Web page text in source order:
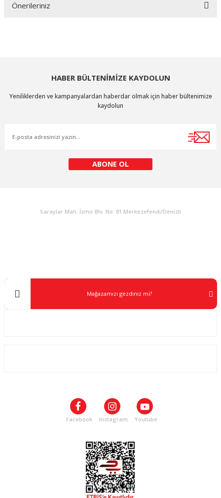
Önerileriniz
Ürün açıklamasında eksik bilgiler bulunuyor.
Gönder
HABER BÜLTENİMİZE KAYDOLUN
Yeniliklerden ve kampanyalardan haberdar olmak için haber bültenimize
kaydolun
ABONE OL
Saraylar Mah. İzmir Blv. No: 81 Merkezefendi/Denizli
Mağazamızı gezdiniz mi?
Facebook Instagram Youtube